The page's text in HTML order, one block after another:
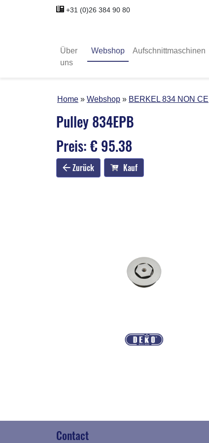
+31 (0)26 384 90 80
Über
uns
Webshop Aufschnittmaschinen
Home Webshop BERKEL 834 NON CE
Pulley 834EPB
Preis: € 95.38
Zurück Kauf
Contact